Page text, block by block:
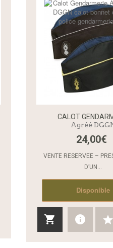
CALOT
Agréé
24,00€
VENTE RESERVEE –
D’UN...
Disponible